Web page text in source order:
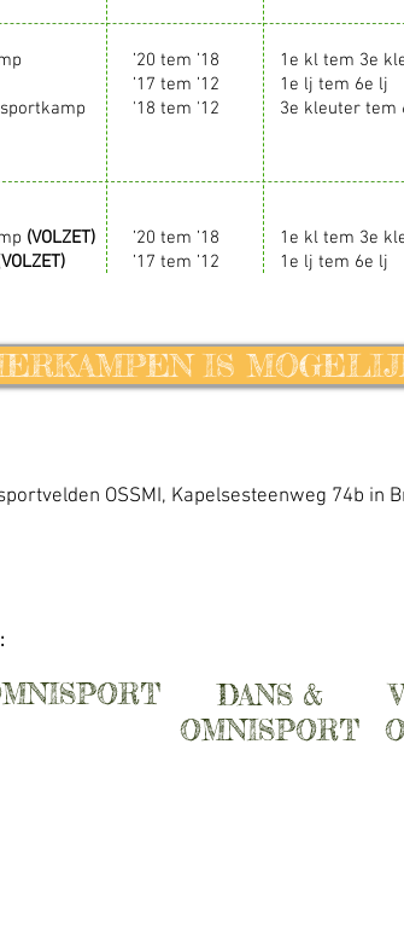
’20 tem ’18
’17 tem ’12
'18 tem '12
1e kl tem 3e
1e lj tem 6e lj
3e kleuter tem
(VOLZET)
VOLZET)
’20 tem ’18
’17 tem ’12
1e kl tem 3e
1e lj tem 6e lj
IS
OSSMI, Kapelsesteenweg 74b in
DANS &
OMNISPORT